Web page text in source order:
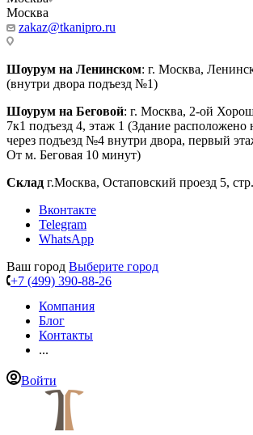
Москва
zakaz@tkanipro.ru
Шоурум на Ленинском: г. Москва,
(внутри двора подъезд №1)
Шоурум на Беговой: г. Москва, 2-ой
7к1 подъезд 4, этаж 1 (Здание расположено
через подъезд №4 внутри двора, первый
От м. Беговая 10 минут)
Склад г.Москва, Остаповский проезд 5,
Вконтакте
Telegram
WhatsApp
Ваш город Выберите город
+7 (499) 390-88-26
Компания
Блог
Контакты
...
Войти